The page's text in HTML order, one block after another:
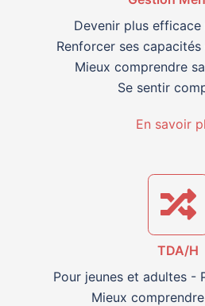
Devenir plus efficace
Renforcer ses capacités
Mieux comprendre
Se sentir
En savoir
TDA/H
Pour jeunes et adultes -
Mieux